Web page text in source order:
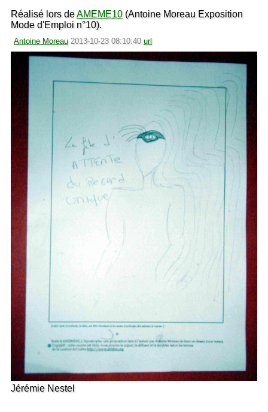
Réalisé lors deAMEME10(Antoine Moreau Exposition
Mode d'Emploi n°10).
Antoine Moreau 2013-10-23 08:10:40 url
Jérémie Nestel